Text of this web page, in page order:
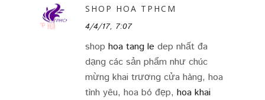
SHOP HOA TPHCM
4/4/17, 7:07
shop hoa tang le dep nhất đa
dạng các sản phẩm như chúc
mừng khai trương cửa hàng, hoa
tình yêu, hoa bó đẹp, hoa khai